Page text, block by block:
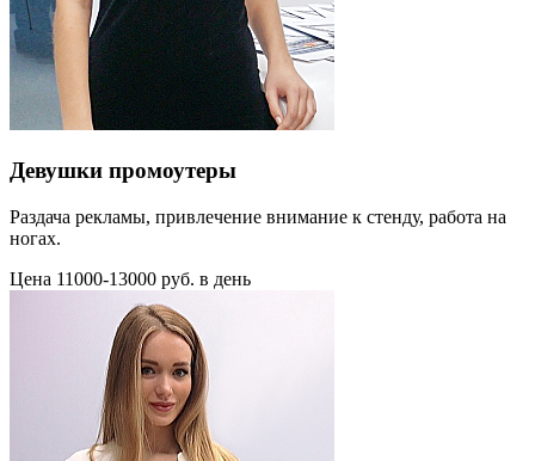
Девушки промоутеры
Раздача рекламы, привлечение внимание к стенду, работа на
ногах.
Цена 11000-13000 руб. в день